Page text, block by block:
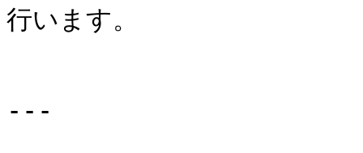
行います。
---